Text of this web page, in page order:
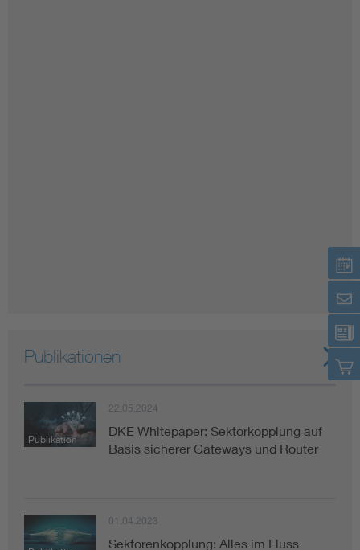
Publikationen
Publikation
22.05.2024
DKE Whitepaper: Sektorkopplung auf
Basis sicherer Gateways und Router
01.04.2023
Sektorenkopplung: Alles im Fluss